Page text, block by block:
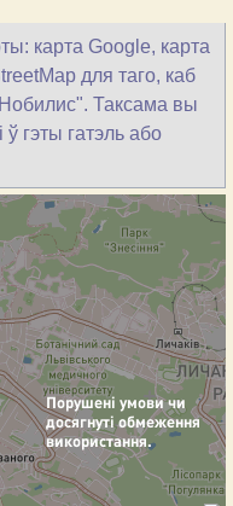
карта Google, карта
для таго, каб
Таксама вы
гэты гатэль або